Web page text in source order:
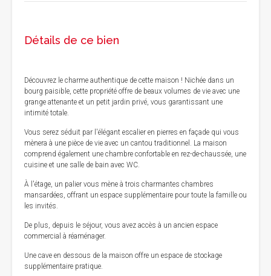
Détails de ce bien
Découvrez le charme authentique de cette maison ! Nichée dans un
bourg paisible, cette propriété offre de beaux volumes de vie avec une
grange attenante et un petit jardin privé, vous garantissant une
intimité totale.
Vous serez séduit par l'élégant escalier en pierres en façade qui vous
mènera à une pièce de vie avec un cantou traditionnel. La maison
comprend également une chambre confortable en rez-de-chaussée, une
cuisine et une salle de bain avec WC.
À l'étage, un palier vous mène à trois charmantes chambres
mansardées, offrant un espace supplémentaire pour toute la famille ou
les invités.
De plus, depuis le séjour, vous avez accès à un ancien espace
commercial à réaménager.
Une cave en dessous de la maison offre un espace de stockage
supplémentaire pratique.